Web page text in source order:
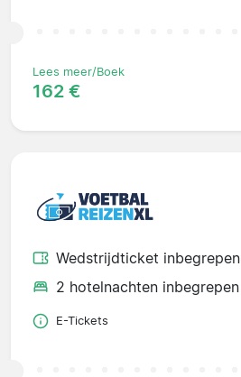
Lees meer/Boek
162 €
Wedstrijdticket inbegrepen
2 hotelnachten inbegrepen
E-Tickets